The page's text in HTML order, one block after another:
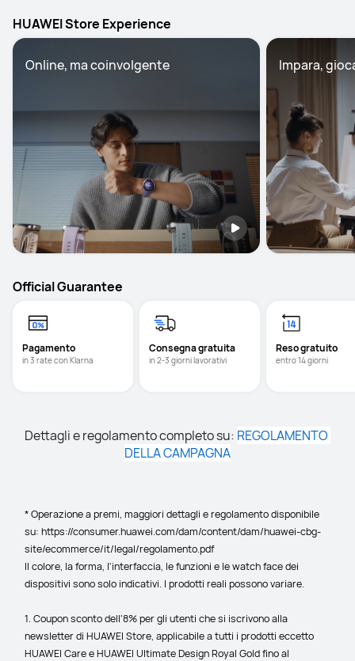
HUAWEI Store Experience
Online, ma coinvolgente Impara,
Official Guarantee
Pagamento
in 3 rate con Klarna
Consegna gratuita
in 2-3 giorni lavorativi entro 14 giorni
Dettagli e regolamento completo su: REGOLAMENTO
DELLA CAMPAGNA
* Operazione a premi, maggiori dettagli e regolamento disponibile
su: https://consumer.huawei.com/dam/content/dam/huawei-cbg-
site/ecommerce/it/legal/regolamento.pdf
Il colore, la forma, l'interfaccia, le funzioni e le watch face dei
dispositivi sono solo indicativi. I prodotti reali possono variare.
1. Coupon sconto dell'8% per gli utenti che si iscrivono alla
newsletter di HUAWEI Store, applicabile a tutti i prodotti eccetto
HUAWEI Care e HUAWEI Ultimate Design Royal Gold fino al